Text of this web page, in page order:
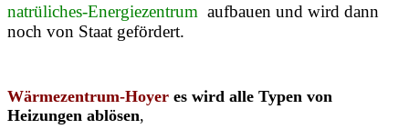
natrüliches-Energiezentrum aufbauen und wird dann
noch von Staat gefördert.
Wärmezentrum-Hoyer es wird alle Typen von
Heizungen ablösen,